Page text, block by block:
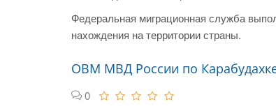
Федеральная миграционная служба
нахождения на территории страны.
ОВМ МВД России по
0